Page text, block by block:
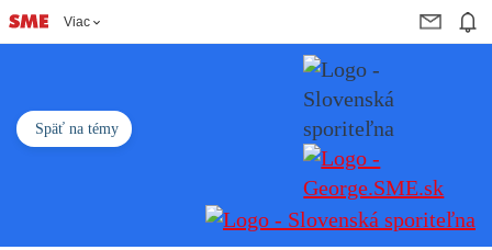
Viac
Späť na témy